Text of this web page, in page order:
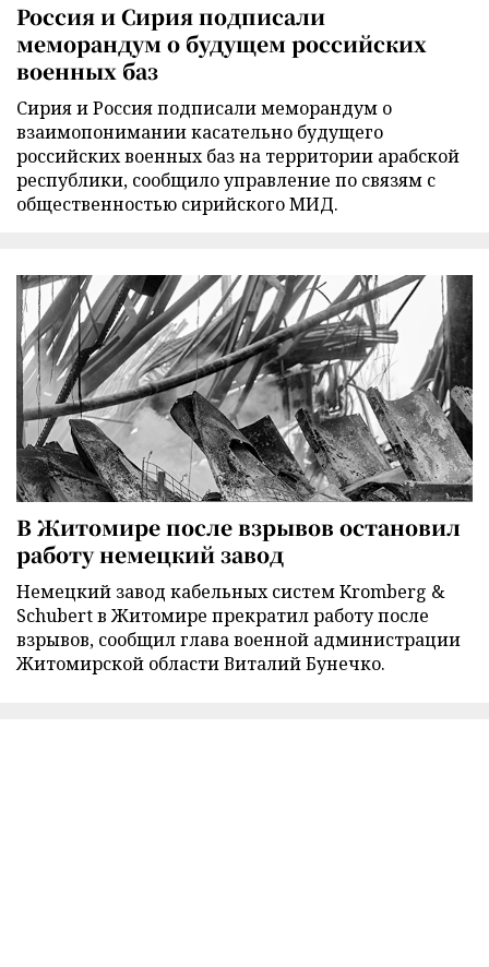
Россия и Сирия подписали
меморандум о будущем российских
военных баз
Сирия и Россия подписали меморандум о
взаимопонимании касательно будущего
российских военных баз на территории арабской
республики, сообщило управление по связям с
общественностью сирийского МИД.
В Житомире после взрывов остановил
работу немецкий завод
Немецкий завод кабельных систем Kromberg &
Schubert в Житомире прекратил работу после
взрывов, сообщил глава военной администрации
Житомирской области Виталий Бунечко.